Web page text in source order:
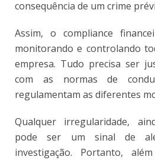
consequência de um crime
Assim, o compliance
monitorando e controlando
empresa. Tudo precisa ser
com as normas de
regulamentam as diferentes
Qualquer irregularidade,
pode ser um sinal de
investigação. Portanto,